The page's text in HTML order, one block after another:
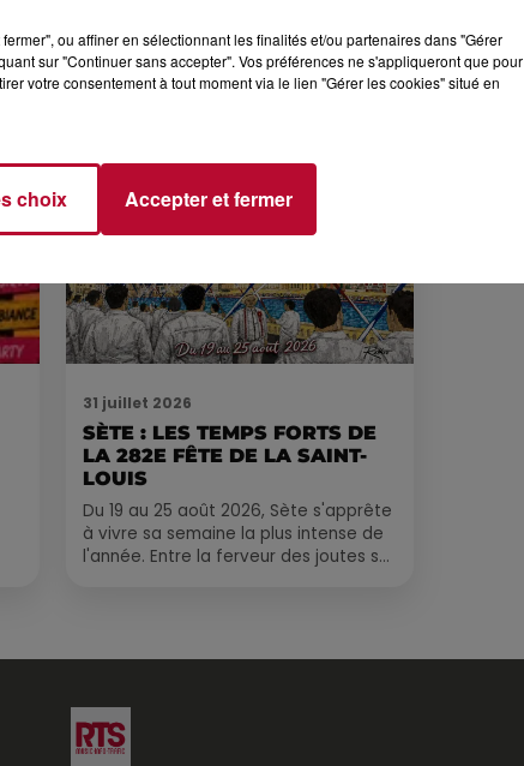
31 juillet 2026
SÈTE : LES TEMPS FORTS DE
LA 282E FÊTE DE LA SAINT-
LOUIS
Du 19 au 25 août 2026, Sète s'apprête
à vivre sa semaine la plus intense de
l'année. Entre la ferveur des joutes sur
ou affiner en sélectionnant les finalités et/ou partenaires dans "Gérer
sur "Continuer sans accepter". Vos préférences ne s'appliqueront que pour
votre consentement à tout moment via le lien "Gérer les cookies" situé en
choix Accepter et fermer